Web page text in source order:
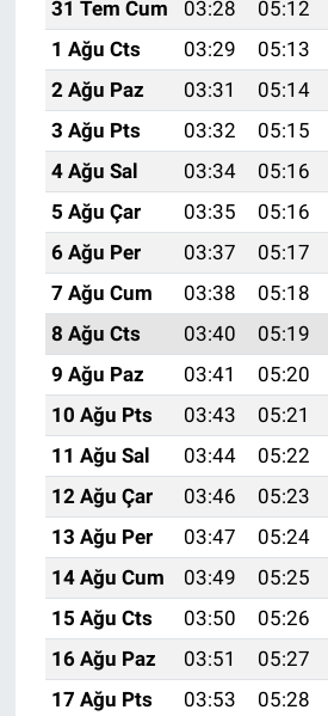
31 Tem Cum
03:28 05:12
1 Ağu Cts
03:29 05:13
2 Ağu Paz
03:31 05:14
3 Ağu Pts
03:32 05:15
4 Ağu Sal
03:34 05:16
5 Ağu Çar
03:35 05:16
6 Ağu Per
03:37 05:17
7 Ağu Cum
03:38 05:18
8 Ağu Cts
03:40 05:19
9 Ağu Paz
03:41 05:20
10 Ağu Pts
03:43 05:21
11 Ağu Sal
03:44 05:22
12 Ağu Çar
03:46 05:23
13 Ağu Per
03:47 05:24
14 Ağu Cum
03:49 05:25
15 Ağu Cts
03:50 05:26
16 Ağu Paz
03:51 05:27
17 Ağu Pts
03:53 05:28